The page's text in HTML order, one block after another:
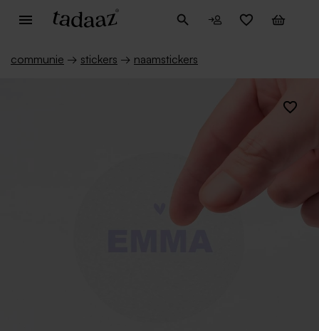
communie → stickers → naamstickers